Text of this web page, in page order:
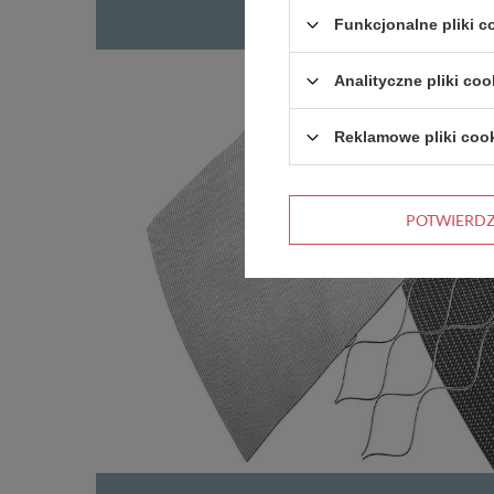
Funkcjonalne pliki
Analityczne pliki
Reklamowe pliki